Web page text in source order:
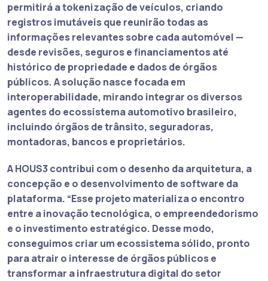
permitirá a tokenização de veículos, criando
registros imutáveis que reunirão todas as
informações relevantes sobre cada automóvel —
desde revisões, seguros e financiamentos até
histórico de propriedade e dados de órgãos
públicos. A solução nasce focada em
interoperabilidade, mirando integrar os diversos
agentes do ecossistema automotivo brasileiro,
incluindo órgãos de trânsito, seguradoras,
montadoras, bancos e proprietários.
A HOUS3 contribui com o desenho da arquitetura, a
concepção e o desenvolvimento de software da
plataforma. “Esse projeto materializa o encontro
entre a inovação tecnológica, o empreendedorismo
e o investimento estratégico. Desse modo,
conseguimos criar um ecossistema sólido, pronto
para atrair o interesse de órgãos públicos e
transformar a infraestrutura digital do setor